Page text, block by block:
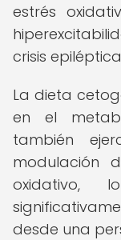
estrés
crisis
La dieta
en el
también
modulación
oxidativo,
desde una